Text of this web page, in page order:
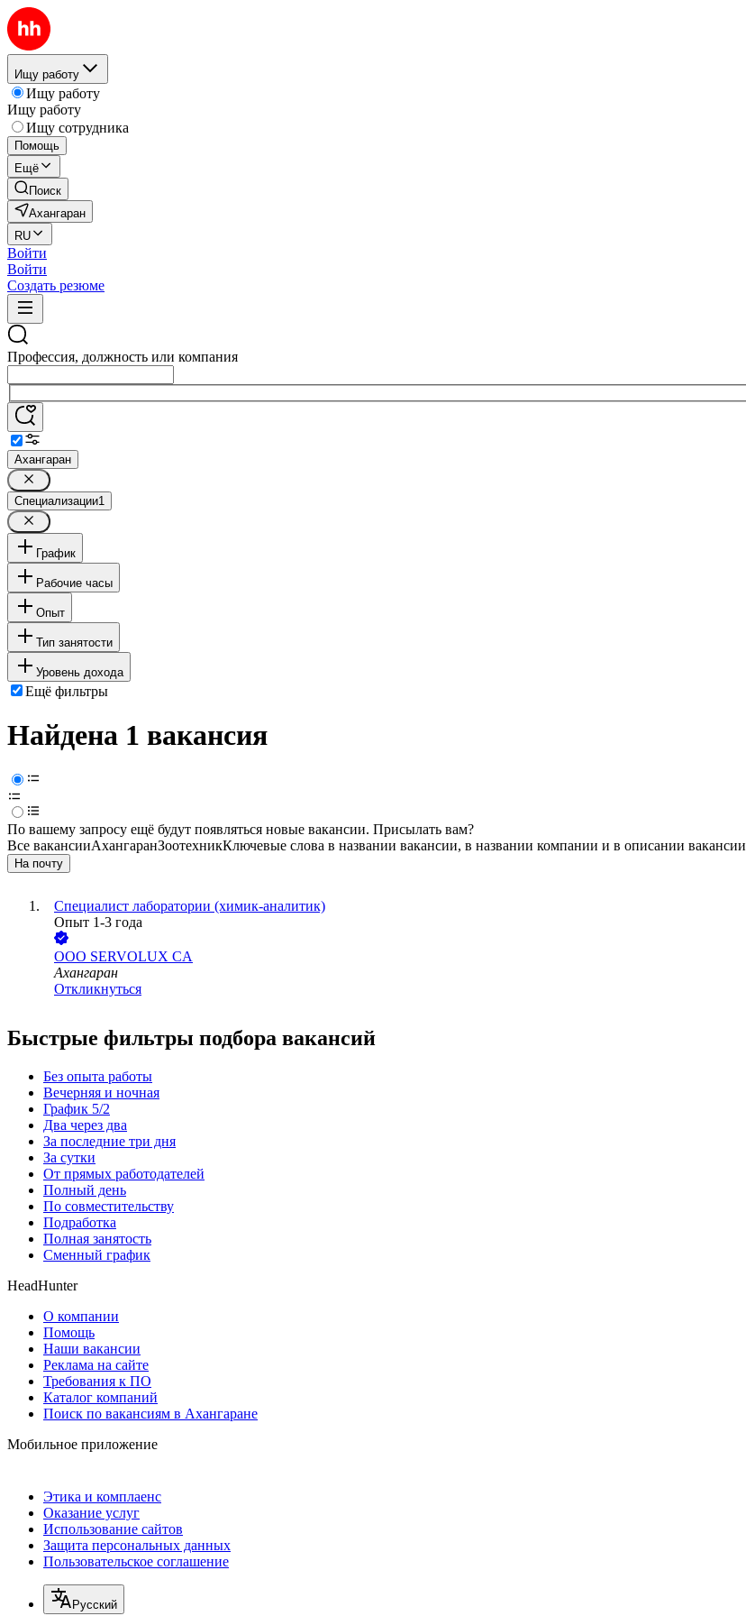
Ищу работу
Ищу работу
Ищу работу
Ищу сотрудника
Помощь
Ещё
Поиск
Ахангаран
RU
Войти
Войти
Создать резюме
Профессия, должность или компания
Ахангаран
Специализации1
График
Рабочие часы
Опыт
Тип занятости
Уровень дохода
Ещё фильтры
Найдена 1 вакансия
По вашему запросу ещё будут появляться новые вакансии. Присылать вам?
Все вакансииАхангаранЗоотехникКлючевые слова в названии вакансии, в названии компании и в описании вакансии
На почту
Специалист лаборатории (химик-аналитик)
Опыт 1-3 года
ООО SERVOLUX CA
Ахангаран
Откликнуться
Быстрые фильтры подбора вакансий
Без опыта работы
Вечерняя и ночная
График 5/2
Два через два
За последние три дня
За сутки
От прямых работодателей
Полный день
По совместительству
Подработка
Полная занятость
Сменный график
HeadHunter
О компании
Помощь
Наши вакансии
Реклама на сайте
Требования к ПО
Каталог компаний
Поиск по вакансиям в Ахангаране
Мобильное приложение
Этика и комплаенс
Оказание услуг
Использование сайтов
Защита персональных данных
Пользовательское соглашение
Русский